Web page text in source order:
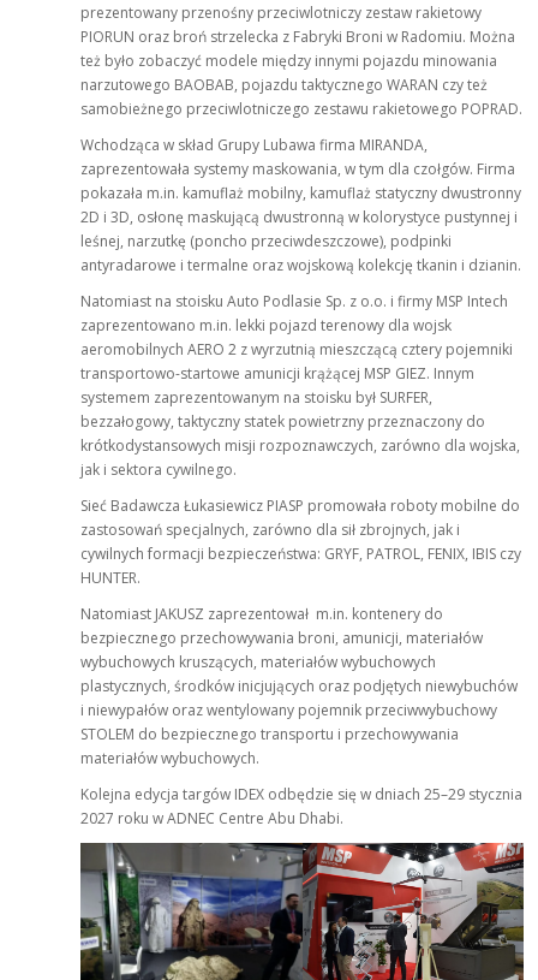
prezentowany przenośny przeciwlotniczy zestaw rakietowy
PIORUN oraz broń strzelecka z Fabryki Broni w Radomiu. Można
też było zobaczyć modele między innymi pojazdu minowania
narzutowego BAOBAB, pojazdu taktycznego WARAN czy też
samobieżnego przeciwlotniczego zestawu rakietowego POPRAD.
Wchodząca w skład Grupy Lubawa firma MIRANDA,
zaprezentowała systemy maskowania, w tym dla czołgów. Firma
pokazała m.in. kamuflaż mobilny, kamuflaż statyczny dwustronny
2D i 3D, osłonę maskującą dwustronną w kolorystyce pustynnej i
leśnej, narzutkę (poncho przeciwdeszczowe), podpinki
antyradarowe i termalne oraz wojskową kolekcję tkanin i dzianin.
Natomiast na stoisku Auto Podlasie Sp. z o.o. i firmy MSP Intech
zaprezentowano m.in. lekki pojazd terenowy dla wojsk
aeromobilnych AERO 2 z wyrzutnią mieszczącą cztery pojemniki
transportowo-startowe amunicji krążącej MSP GIEZ. Innym
systemem zaprezentowanym na stoisku był SURFER,
bezzałogowy, taktyczny statek powietrzny przeznaczony do
krótkodystansowych misji rozpoznawczych, zarówno dla wojska,
jak i sektora cywilnego.
Sieć Badawcza Łukasiewicz PIASP promowała roboty mobilne do
zastosowań specjalnych, zarówno dla sił zbrojnych, jak i
cywilnych formacji bezpieczeństwa: GRYF, PATROL, FENIX, IBIS czy
HUNTER.
Natomiast JAKUSZ zaprezentował m.in. kontenery do
bezpiecznego przechowywania broni, amunicji, materiałów
wybuchowych kruszących, materiałów wybuchowych
plastycznych, środków inicjujących oraz podjętych niewybuchów
i niewypałów oraz wentylowany pojemnik przeciwwybuchowy
STOLEM do bezpiecznego transportu i przechowywania
materiałów wybuchowych.
Kolejna edycja targów IDEX odbędzie się w dniach 25–29 stycznia
2027 roku w ADNEC Centre Abu Dhabi.